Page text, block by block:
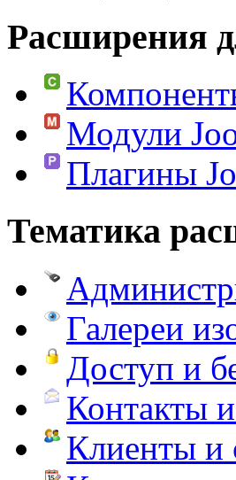
Расширения
Модули
Плагины
Тематика
Галереи
Доступ и
Контакты и
Клиенты и